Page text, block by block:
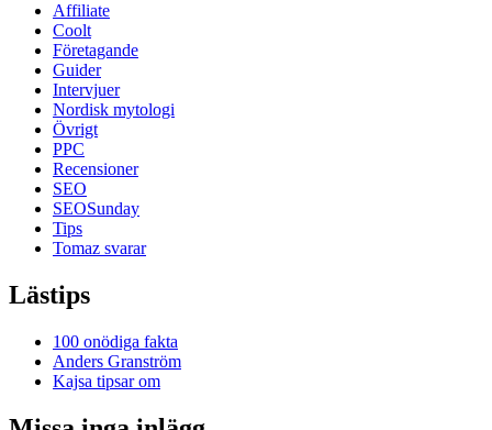
Affiliate
Coolt
Företagande
Guider
Intervjuer
Nordisk mytologi
Övrigt
PPC
Recensioner
SEO
SEOSunday
Tips
Tomaz svarar
Lästips
100 onödiga fakta
Anders Granström
Kajsa tipsar om